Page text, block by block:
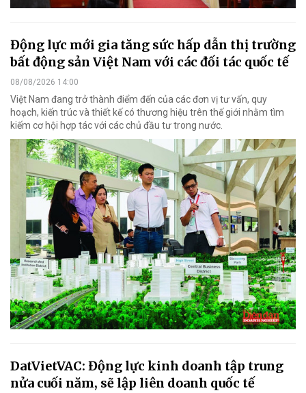
Động lực mới gia tăng sức hấp dẫn thị trường
bất động sản Việt Nam với các đối tác quốc tế
08/08/2026 14:00
Việt Nam đang trở thành điểm đến của các đơn vị tư vấn, quy
hoạch, kiến trúc và thiết kế có thương hiệu trên thế giới nhằm tìm
kiếm cơ hội hợp tác với các chủ đầu tư trong nước.
DatVietVAC: Động lực kinh doanh tập trung
nửa cuối năm, sẽ lập liên doanh quốc tế